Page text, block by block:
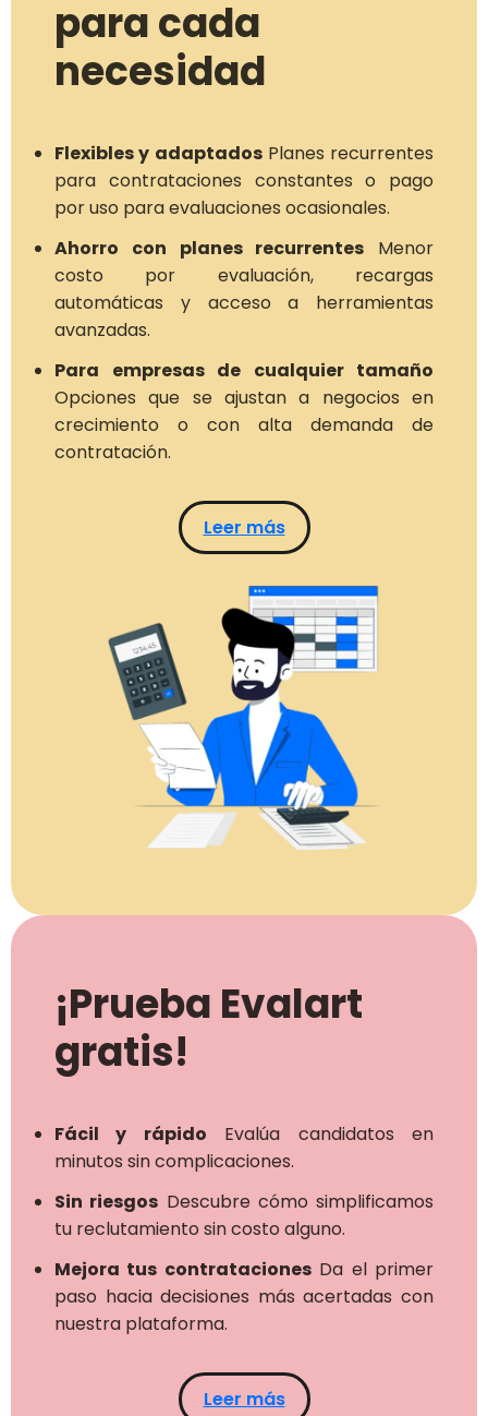
para cada
necesidad
Flexibles y adaptadosPlanes recurrentes
para contrataciones constantes o pago
por uso para evaluaciones ocasionales.
Ahorro con planes recurrentes Menor
costo por evaluación, recargas
automáticas y acceso a herramientas
avanzadas.
Para empresas de cualquier tamaño
Opciones que se ajustan a negocios en
crecimiento o con alta demanda de
contratación.
Leer más
¡Prueba Evalart
gratis!
Fácil y rápido Evalúa candidatos en
minutos sin complicaciones.
Sin riesgos Descubre cómo simplificamos
tu reclutamiento sin costo alguno.
Mejora tus contratacionesDa el primer
paso hacia decisiones más acertadas con
nuestra plataforma.
Leer más